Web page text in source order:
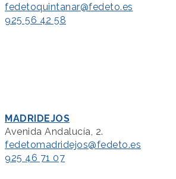
fedetoquintanar@fedeto.es
925 56 42 58
MADRIDEJOS
Avenida Andalucía, 2.
fedetomadridejos@fedeto.es
925 46 71 07